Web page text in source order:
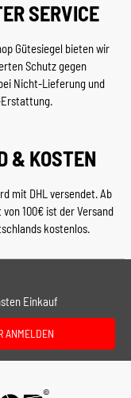
SERVICE
Gütesiegel bieten wir
Schutz gegen
Nicht-Lieferung und
& KOSTEN
mit DHL versendet. Ab
100€ ist der Versand
kostenlos.
Einkauf
ANMELDEN